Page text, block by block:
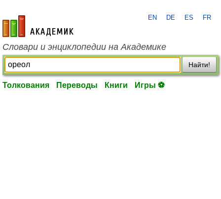
academic.ru
EN DE ES FR
Словари и энциклопедии на Академике
Найти!
Толкования Переводы Книги Игры ⚽